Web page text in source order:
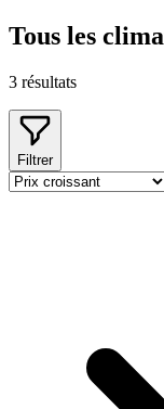
Tous les
3 résultats
Filtrer